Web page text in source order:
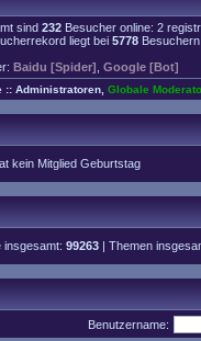
sind 232 Besucher online: 2
liegt bei 5778
Baidu [Spider] Google [Bot]
:: Administratoren Globale
kein Mitglied Geburtstag
insgesamt: 99263 | Themen
Benutzername: